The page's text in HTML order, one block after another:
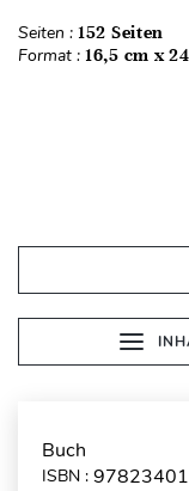
Seiten : 152 Seiten
Format : 16,5 cm x
Buch
ISBN :